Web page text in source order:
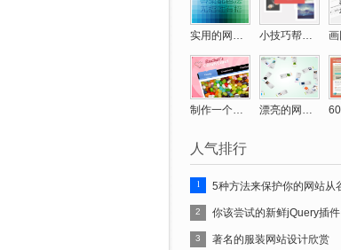
实用的网页配色技巧 小技巧帮你完成创意十足的网页设计
制作一个糖果店网站教程 漂亮的网站导航设计欣赏
人气排行
1
2 你该尝试的新鲜jQuery插件
3 著名的服装网站设计欣赏